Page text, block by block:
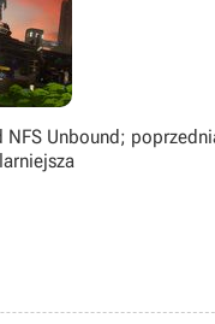
NFS Unbound;